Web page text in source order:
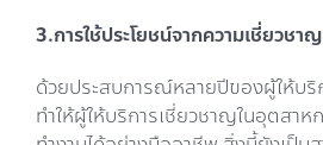
3.การใช้ประโยชน์จากความเชี่ยวชาญ
ด้วยประสบการณ์หลายปีของผู้ให้บริ
ทำให้ผู้ให้บริการเชี่ยวชาญในอุตสา